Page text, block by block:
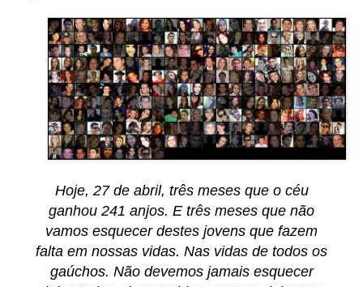
Hoje, 27 de abril, três meses que o céu
ganhou 241 anjos. E três meses que não
vamos esquecer destes jovens que fazem
falta em nossas vidas. Nas vidas de todos os
gaúchos. Não devemos jamais esquecer